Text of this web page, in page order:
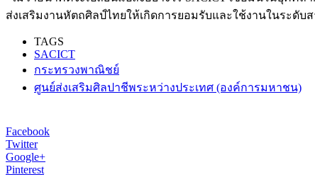
ส่งเสริมงานหัตถศิลป์ไทยให้เกิดการยอมรับและใช้งานในระดับ
TAGS
SACICT
กระทรวงพาณิชย์
ศูนย์ส่งเสริมศิลปาชีพระหว่างประเทศ (องค์การมหาชน)
Facebook
Twitter
Google+
Pinterest